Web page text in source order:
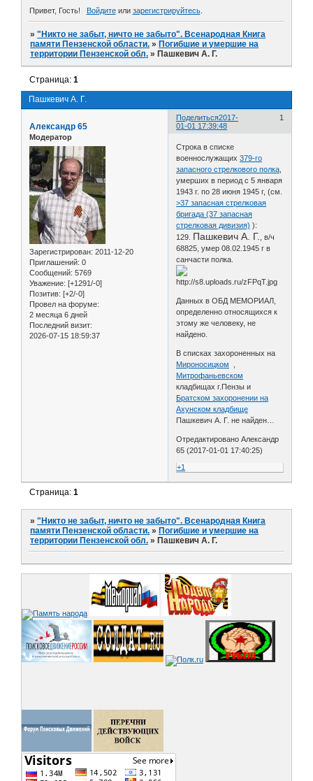
Привет, Гость! Войдитеили зарегистрируйтесь.
»"Никто не забыт, ничто не забыто". Всенародная Книга
памяти Пензенской области. » Погибшие и умершие на
территории Пензенской обл. » Пашкевич А. Г.
Пашкевич А. Г.
Страница:1
Поделиться 1
2017-
01-01 17:39:48
Александр 65
Модератор
Зарегистрирован: 2011-12-20
Приглашений: 0
Сообщений: 5769
Уважение: [+1291/-0]
Позитив: [+2/-0]
Провел на форуме:
2 месяца 6 дней
Последний визит:
2026-07-15 18:59:37
Строка в списке
военнослужащих379-го
запасного стрелкового полка
умерших в период с 5 января
1943 г. по 28 июня 1945 г, (см.
>37 запасная стрелковая
бригада (37 запасная
стрелковая дивизия) ):
129. Пашкевич А. Г.
, в/ч
68825, умер 08.02.1945 г в
санчасти полка.
Данных в ОБД МЕМОРИАЛ,
определенно относящихся к
этому же человеку, не
найдено.
В списках захороненных на
Мироносицком
Митрофаньевском
кладбищах г.Пензы и
Братском захоронении на
Ахунском кладбище
Пашкевич А. Г. не найден…
Отредактировано Александр
65 (2017-01-01 17:40:25)
+1
Страница:1
»"Никто не забыт, ничто не забыто". Всенародная Книга
памяти Пензенской области. » Погибшие и умершие на
территории Пензенской обл. » Пашкевич А. Г.